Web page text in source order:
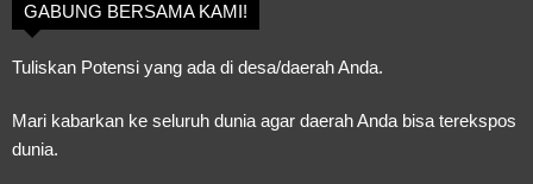
GABUNG BERSAMA KAMI!
Tuliskan Potensi yang ada di desa/daerah Anda.
Mari kabarkan ke seluruh dunia agar daerah Anda bisa terekspos
dunia.